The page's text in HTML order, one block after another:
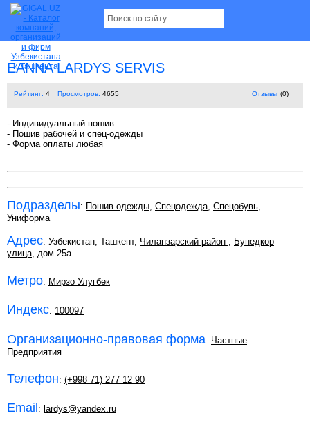
EANNA LARDYS SERVIS
Рейтинг: 4 Просмотров: 4655 Отзывы (0)
- Индивидуальный пошив
- Пошив рабочей и спец-одежды
- Форма оплаты любая
Подразделы: Пошив одежды, Спецодежда, Спецобувь,
Униформа
Адрес: Узбекистан, Ташкент, Чиланзарский район , Бунедкор
улица, дом 25а
Метро: Мирзо Улугбек
Индекс: 100097
Организационно-правовая форма: Частные
Предприятия
Телефон: (+998 71) 277 12 90
Email : lardys@yandex.ru